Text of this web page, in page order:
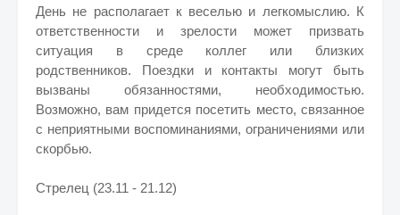
День не располагает к веселью и легкомыслию. К
ответственности и зрелости может призвать
ситуация в среде коллег или близких
родственников. Поездки и контакты могут быть
вызваны обязанностями, необходимостью.
Возможно, вам придется посетить место, связанное
с неприятными воспоминаниями, ограничениями или
скорбью.
Стрелец (23.11 - 21.12)